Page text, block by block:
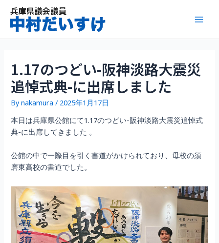
1.17のつどい-阪神淡路大震災
追悼式典-に出席しました
Bynakamura/2025年1月17日
本日は兵庫県公館にて1.17のつどい-阪神淡路大震災追悼式
典-に出席してきました 。
公館の中で一際目を引く書道がかけられており、母校の須
磨東高校の書道でした。